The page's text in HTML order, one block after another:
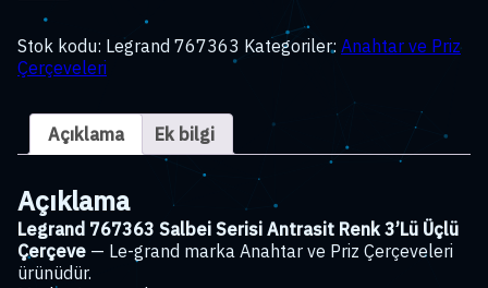
Serisi
Antrasit
3'Lü
Üçlü
Çerçeve
Stok kodu: Legrand 767363 Kategoriler: Anahtar ve Priz
Çerçeveleri
Açıklama Ek bilgi
Açıklama
Legrand 767363 Salbei Serisi Antrasit Renk 3’Lü Üçlü
Çerçeve — Le-grand marka Anahtar ve Priz Çerçeveleri
ürünüdür.